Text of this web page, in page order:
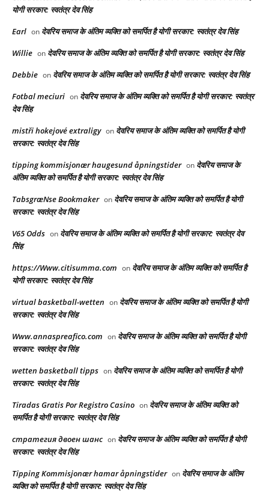
योगी सरकार: स्वतंत्र देव सिंह
Earl on देवरिय समाज के अंतिम व्यक्ति को समर्पित है योगी सरकार: स्वतंत्र देव सिंह
Willie on देवरिय समाज के अंतिम व्यक्ति को समर्पित है योगी सरकार: स्वतंत्र देव सिंह
Debbie on देवरिय समाज के अंतिम व्यक्ति को समर्पित है योगी सरकार: स्वतंत्र देव सिंह
Fotbal meciuri on देवरिय समाज के अंतिम व्यक्ति को समर्पित है योगी सरकार: स्वतंत्र
देव सिंह
mistři hokejové extraligy on देवरिय समाज के अंतिम व्यक्ति को समर्पित है योगी
सरकार: स्वतंत्र देव सिंह
tipping kommisjonær haugesund åpningstider on देवरिय समाज के
अंतिम व्यक्ति को समर्पित है योगी सरकार: स्वतंत्र देव सिंह
TabsgræNse Bookmaker on देवरिय समाज के अंतिम व्यक्ति को समर्पित है योगी
सरकार: स्वतंत्र देव सिंह
V65 Odds on देवरिय समाज के अंतिम व्यक्ति को समर्पित है योगी सरकार: स्वतंत्र देव
सिंह
https://Www.citisumma.com on देवरिय समाज के अंतिम व्यक्ति को समर्पित है
योगी सरकार: स्वतंत्र देव सिंह
virtual basketball-wetten on देवरिय समाज के अंतिम व्यक्ति को समर्पित है योगी
सरकार: स्वतंत्र देव सिंह
Www.annaspreafico.com on देवरिय समाज के अंतिम व्यक्ति को समर्पित है योगी
सरकार: स्वतंत्र देव सिंह
wetten basketball tipps on देवरिय समाज के अंतिम व्यक्ति को समर्पित है योगी
सरकार: स्वतंत्र देव सिंह
Tiradas Gratis Por Registro Casino on देवरिय समाज के अंतिम व्यक्ति को
समर्पित है योगी सरकार: स्वतंत्र देव सिंह
стратегия двоен шанс on देवरिय समाज के अंतिम व्यक्ति को समर्पित है योगी
सरकार: स्वतंत्र देव सिंह
Tipping Kommisjonær hamar åpningstider on देवरिय समाज के अंतिम
व्यक्ति को समर्पित है योगी सरकार: स्वतंत्र देव सिंह